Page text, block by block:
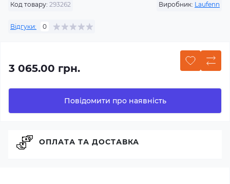
Код товару: 293262 Виробник: Laufenn
Відгуки: 0
3 065.00 грн.
Повідомити про наявність
ОПЛАТА ТА ДОСТАВКА